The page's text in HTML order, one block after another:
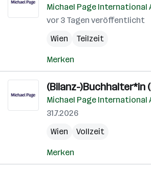
Michael Page International
vor 3 Tagen veröffentlicht
Wien
Teilzeit
Merken
(Bilanz-)Buchhalter*in
Michael Page International
31.7.2026
Wien
Vollzeit
Merken